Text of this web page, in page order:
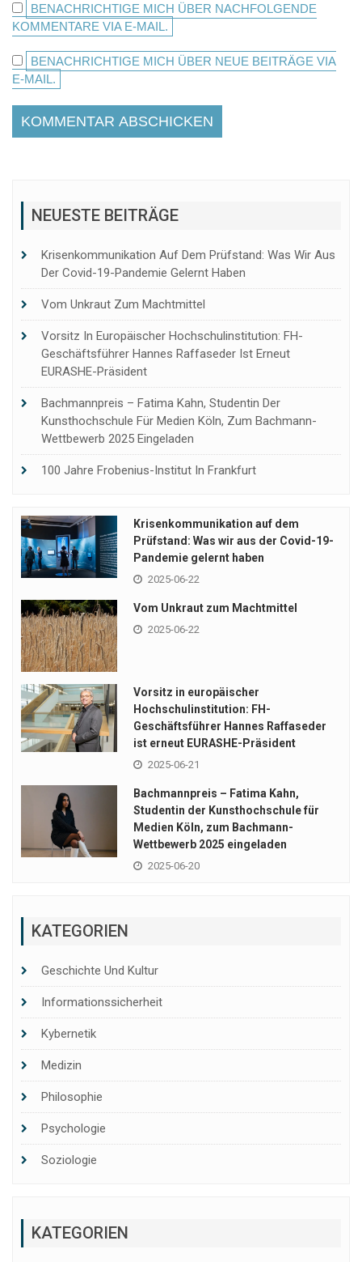
BENACHRICHTIGE MICH ÜBER NACHFOLGENDE
KOMMENTARE VIA E-MAIL.
BENACHRICHTIGE MICH ÜBER NEUE BEITRÄGE VIA
E-MAIL.
NEUESTE BEITRÄGE
Krisenkommunikation Auf Dem Prüfstand: Was Wir Aus
Der Covid-19-Pandemie Gelernt Haben
Vom Unkraut Zum Machtmittel
Vorsitz In Europäischer Hochschulinstitution: FH-
Geschäftsführer Hannes Raffaseder Ist Erneut
EURASHE-Präsident
Bachmannpreis – Fatima Kahn, Studentin Der
Kunsthochschule Für Medien Köln, Zum Bachmann-
Wettbewerb 2025 Eingeladen
100 Jahre Frobenius-Institut In Frankfurt
Krisenkommunikation auf dem
Prüfstand: Was wir aus der Covid-19-
Pandemie gelernt haben
2025-06-22
Vom Unkraut zum Machtmittel
2025-06-22
Vorsitz in europäischer
Hochschulinstitution: FH-
Geschäftsführer Hannes Raffaseder
ist erneut EURASHE-Präsident
2025-06-21
Bachmannpreis – Fatima Kahn,
Studentin der Kunsthochschule für
Medien Köln, zum Bachmann-
Wettbewerb 2025 eingeladen
2025-06-20
KATEGORIEN
Geschichte Und Kultur
Informationssicherheit
Kybernetik
Medizin
Philosophie
Psychologie
Soziologie
KATEGORIEN